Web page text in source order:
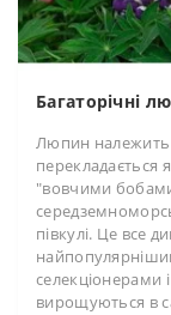
Багаторічні
Люпин належить
перекладається
"вовчими
півкулі. Це все
селекціонерами
вирощуються в